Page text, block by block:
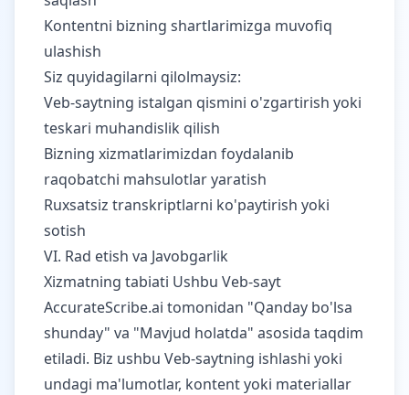
Kontentni bizning shartlarimizga muvofiq
ulashish
Siz quyidagilarni qilolmaysiz:
Veb-saytning istalgan qismini o'zgartirish yoki
teskari muhandislik qilish
Bizning xizmatlarimizdan foydalanib
raqobatchi mahsulotlar yaratish
Ruxsatsiz transkriptlarni ko'paytirish yoki
sotish
VI. Rad etish va Javobgarlik
Xizmatning tabiati Ushbu Veb-sayt
AccurateScribe.ai tomonidan "Qanday bo'lsa
shunday" va "Mavjud holatda" asosida taqdim
etiladi. Biz ushbu Veb-saytning ishlashi yoki
undagi ma'lumotlar, kontent yoki materiallar